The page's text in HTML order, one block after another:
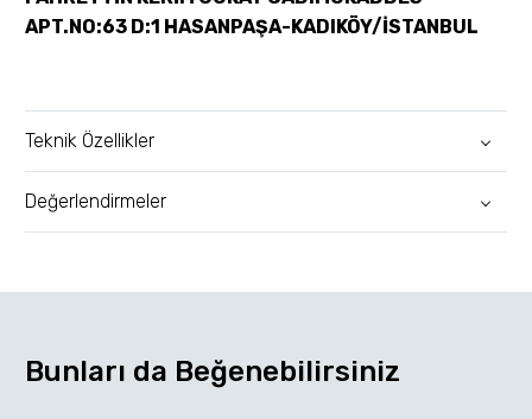
APT.NO:63 D:1 HASANPAŞA-KADIKÖY/İSTANBUL
Teknik Özellikler
Değerlendirmeler
Bunları da Beğenebilirsiniz